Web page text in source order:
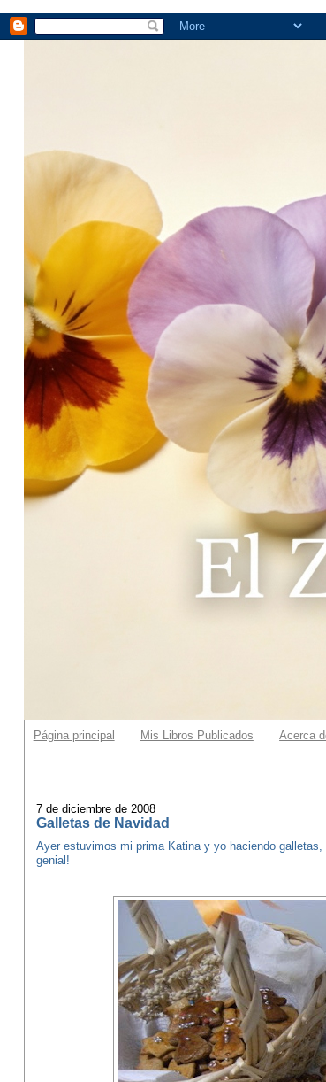
Página principal Mis Libros Publicados Acerca
7 de diciembre de 2008
Galletas de Navidad
Ayer estuvimos mi prima Katina y yo haciendo
genial!